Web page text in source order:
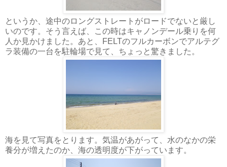
というか、途中のロングストレートがロードでないと厳し
いのです。そう言えば、この時はキャノンデール乗りを何
人か見かけました。あと、FELTのフルカーボンでアルテグ
ラ装備の一台を駐輪場で見て、ちょっと驚きました。
海を見て写真をとります。気温があがって、水のなかの栄
養分が増えたのか、海の透明度が下がっています。